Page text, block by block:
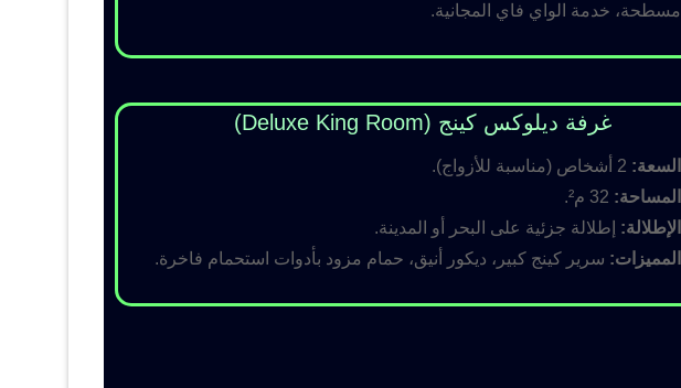
مسطحة، خدمة الواي فاي المجانية.
غرفة ديلوكس كينج (Deluxe King Room)
السعة:
المساحة:
الإطلالة: إطلالة جزئية على البحر أو المدينة.
المميزات: سرير كينج كبير، ديكور أنيق، حمام مزود بأدوات استحمام فاخرة.